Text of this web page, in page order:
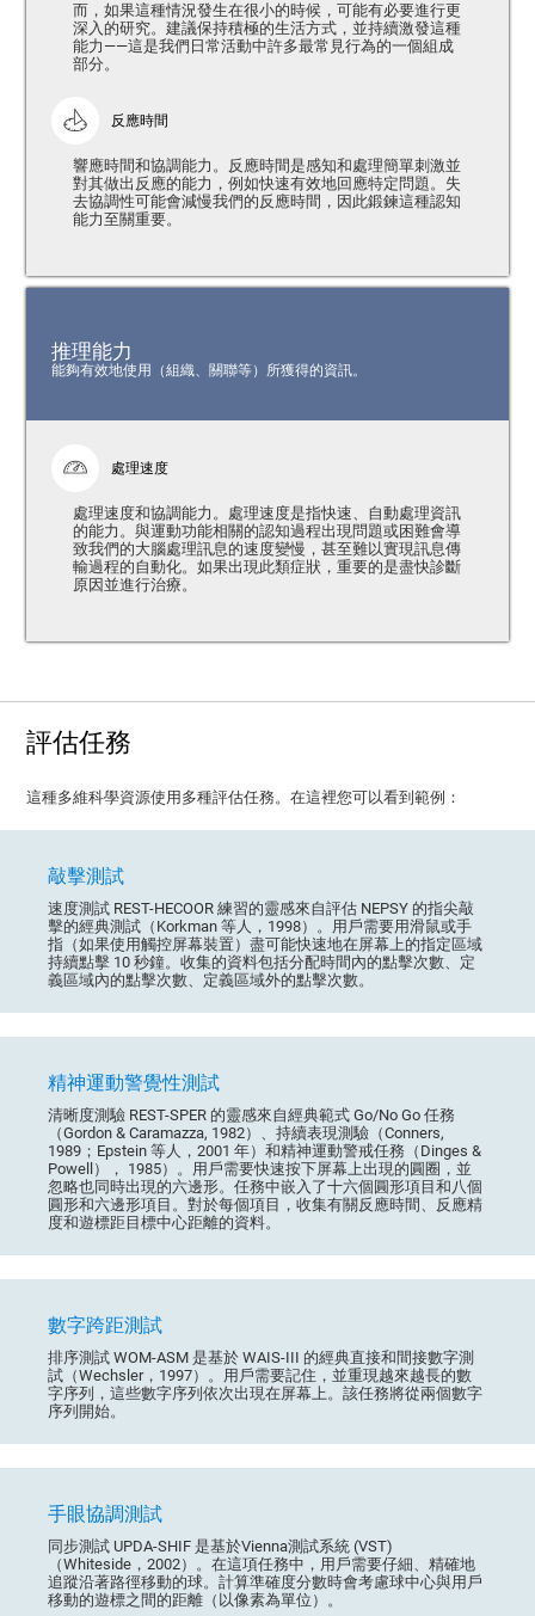
而，如果這種情況發生在很小的時候，可能有必要進行更
深入的研究。建議保持積極的生活方式，並持續激發這種
能力——這是我們日常活動中許多最常見行為的一個組成
部分。
反應時間
響應時間和協調能力。反應時間是感知和處理簡單刺激並
對其做出反應的能力，例如快速有效地回應特定問題。失
去協調性可能會減慢我們的反應時間，因此鍛鍊這種認知
能力至關重要。
推理能力
能夠有效地使用（組織、關聯等）所獲得的資訊。
處理速度
處理速度和協調能力。處理速度是指快速、自動處理資訊
的能力。與運動功能相關的認知過程出現問題或困難會導
致我們的大腦處理訊息的速度變慢，甚至難以實現訊息傳
輸過程的自動化。如果出現此類症狀，重要的是盡快診斷
原因並進行治療。
評估任務
這種多維科學資源使用多種評估任務。在這裡您可以看到範例：
敲擊測試
速度測試 REST-HECOOR 練習的靈感來自評估 NEPSY 的指尖敲
擊的經典測試（Korkman 等人，1998）。用戶需要用滑鼠或手
指（如果使用觸控屏幕裝置）盡可能快速地在屏幕上的指定區域
持續點擊 10 秒鐘。收集的資料包括分配時間內的點擊次數、定
義區域內的點擊次數、定義區域外的點擊次數。
精神運動警覺性測試
清晰度測驗 REST-SPER 的靈感來自經典範式 Go/No Go 任務
（Gordon & Caramazza, 1982）、持續表現測驗（Conners,
1989；Epstein 等人，2001 年）和精神運動警戒任務（Dinges &
Powell）， 1985）。用戶需要快速按下屏幕上出現的圓圈，並
忽略也同時出現的六邊形。任務中嵌入了十六個圓形項目和八個
圓形和六邊形項目。對於每個項目，收集有關反應時間、反應精
度和遊標距目標中心距離的資料。
數字跨距測試
排序測試 WOM-ASM 是基於 WAIS-III 的經典直接和間接數字測
試（Wechsler，1997）。用戶需要記住，並重現越來越長的數
字序列，這些數字序列依次出現在屏幕上。該任務將從兩個數字
序列開始。
手眼協調測試
同步測試 UPDA-SHIF 是基於Vienna測試系統 (VST)
（Whiteside，2002）。在這項任務中，用戶需要仔細、精確地
追蹤沿著路徑移動的球。計算準確度分數時會考慮球中心與用戶
移動的遊標之間的距離（以像素為單位）。